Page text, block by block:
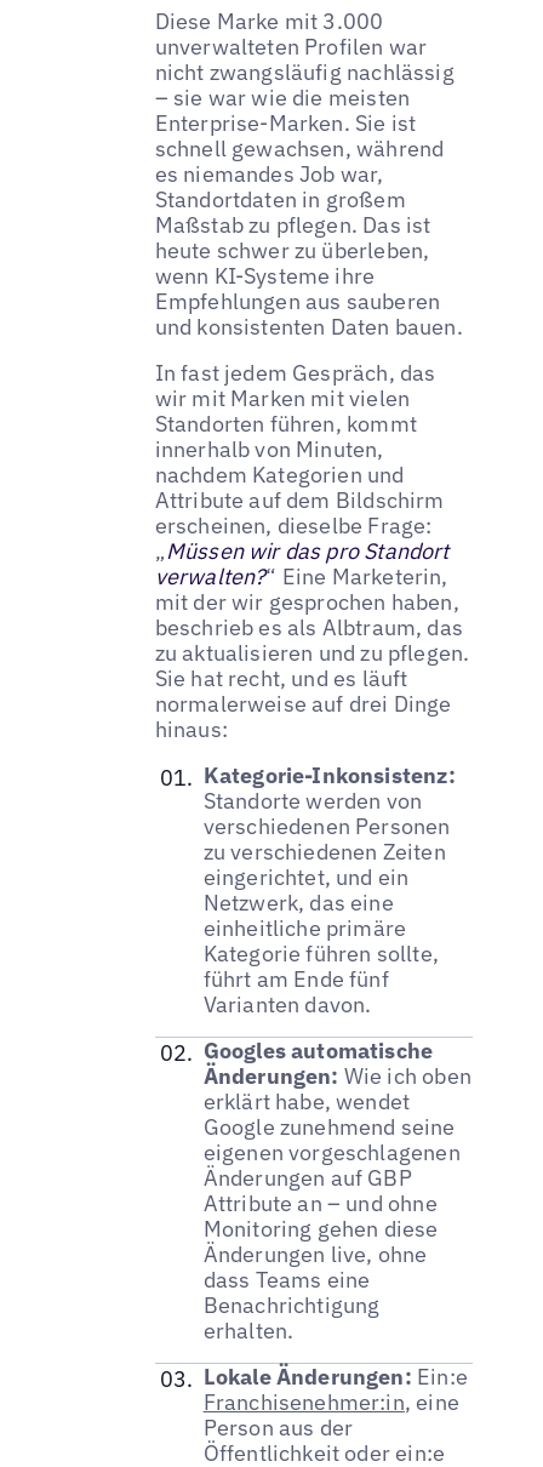
Diese Marke mit 3.000
unverwalteten Profilen war
nicht zwangsläufig nachlässig
– sie war wie die meisten
Enterprise-Marken. Sie ist
schnell gewachsen, während
es niemandes Job war,
Standortdaten in großem
Maßstab zu pflegen. Das ist
heute schwer zu überleben,
wenn KI-Systeme ihre
Empfehlungen aus sauberen
und konsistenten Daten bauen.
In fast jedem Gespräch, das
wir mit Marken mit vielen
Standorten führen, kommt
innerhalb von Minuten,
nachdem Kategorien und
Attribute auf dem Bildschirm
erscheinen, dieselbe Frage:
„Müssen wir das pro Standort
verwalten?“ Eine Marketerin,
mit der wir gesprochen haben,
beschrieb es als Albtraum, das
zu aktualisieren und zu pflegen.
Sie hat recht, und es läuft
normalerweise auf drei Dinge
hinaus:
Kategorie-Inkonsistenz:
Standorte werden von
verschiedenen Personen
zu verschiedenen Zeiten
eingerichtet, und ein
Netzwerk, das eine
einheitliche primäre
Kategorie führen sollte,
führt am Ende fünf
Varianten davon.
Googles automatische
Änderungen: Wie ich oben
erklärt habe, wendet
Google zunehmend seine
eigenen vorgeschlagenen
Änderungen auf GBP
Attribute an – und ohne
Monitoring gehen diese
Änderungen live, ohne
dass Teams eine
Benachrichtigung
erhalten.
Lokale Änderungen: Ein:e
Franchisenehmer:in, eine
Person aus der
Öffentlichkeit oder ein:e